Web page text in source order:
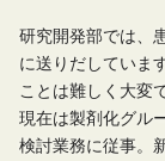
研究開発部では、
に送りだしていま
ことは難しく大変
現在は製剤化グル
検討業務に従事。